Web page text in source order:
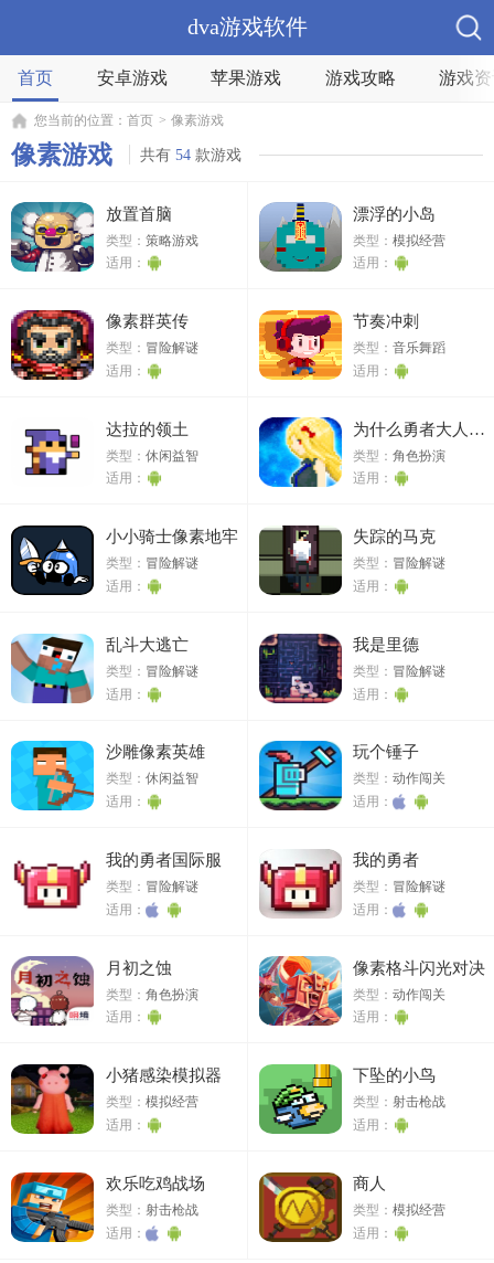
dva游戏软件
首页 安卓游戏 苹果游戏 游戏攻略 游戏
您当前的位置： 首页 > 像素游戏
像素游戏 共有 54 款游戏
放置首脑
类型： 策略游戏
适用：
漂浮的小岛
类型：模拟经营
适用：
像素群英传
类型： 冒险解谜
适用：
节奏冲刺
类型：音乐舞蹈
适用：
达拉的领土
类型： 休闲益智
适用：
为什么勇者大人会这么弱呢
类型：角色扮演
适用：
小小骑士像素地牢
类型： 冒险解谜
适用：
失踪的马克
类型： 冒险解谜
适用：
乱斗大逃亡
类型： 冒险解谜
适用：
我是里德
类型： 冒险解谜
适用：
沙雕像素英雄
类型： 休闲益智
适用：
玩个锤子
类型：动作闯关
适用：
我的勇者国际服
类型： 冒险解谜
适用：
我的勇者
类型： 冒险解谜
适用：
月初之蚀
类型： 角色扮演
适用：
像素格斗闪光对决
类型：动作闯关
适用：
小猪感染模拟器
类型： 模拟经营
适用：
下坠的小鸟
类型： 射击枪战
适用：
欢乐吃鸡战场
类型： 射击枪战
适用：
商人
类型：模拟经营
适用：